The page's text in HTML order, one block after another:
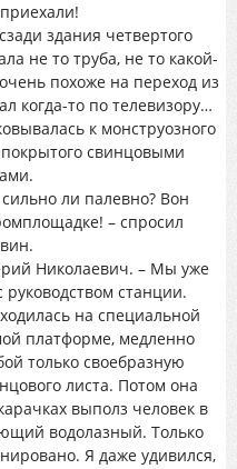
здания четвертого
не то труба, не то какой-
похоже на переход из
когда-то по телевизору…
к монструозного
свинцовыми
ли палевно? Вон
– спросил
Николаевич. – Мы уже
руководством станции.
на специальной
платформе, медленно
только своебразную
листа. Потом она
выполз человек в
водолазный. Только
Я даже удивился,